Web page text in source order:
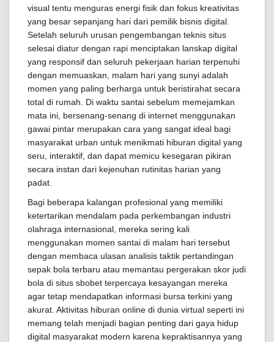
visual tentu menguras energi fisik dan fokus kreativitas
yang besar sepanjang hari dari pemilik bisnis digital.
Setelah seluruh urusan pengembangan teknis situs
selesai diatur dengan rapi menciptakan lanskap digital
yang responsif dan seluruh pekerjaan harian terpenuhi
dengan memuaskan, malam hari yang sunyi adalah
momen yang paling berharga untuk beristirahat secara
total di rumah. Di waktu santai sebelum memejamkan
mata ini, bersenang-senang di internet menggunakan
gawai pintar merupakan cara yang sangat ideal bagi
masyarakat urban untuk menikmati hiburan digital yang
seru, interaktif, dan dapat memicu kesegaran pikiran
secara instan dari kejenuhan rutinitas harian yang
padat.
Bagi beberapa kalangan profesional yang memiliki
ketertarikan mendalam pada perkembangan industri
olahraga internasional, mereka sering kali
menggunakan momen santai di malam hari tersebut
dengan membaca ulasan analisis taktik pertandingan
sepak bola terbaru atau memantau pergerakan skor judi
bola di situs sbobet terpercaya kesayangan mereka
agar tetap mendapatkan informasi bursa terkini yang
akurat. Aktivitas hiburan online di dunia virtual seperti ini
memang telah menjadi bagian penting dari gaya hidup
digital masyarakat modern karena kepraktisannya yang